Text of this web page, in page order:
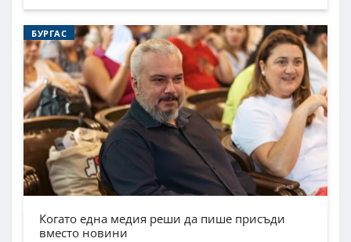
БУРГАС
Когато една медия реши да пише присъди
вместо новини